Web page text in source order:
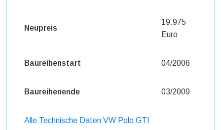
Neupreis
19.975
Euro
Baureihenstart 04/2006
Baureihenende 03/2009
Alle Technische Daten VW Polo GTI